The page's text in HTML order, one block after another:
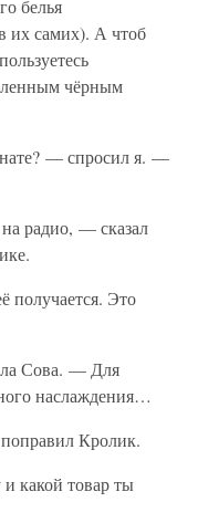
белья
их самих). А чтоб
чёрным
— спросил я. —
радио, — сказал
Это
Сова. — Для
наслаждения…
Кролик.
какой товар ты